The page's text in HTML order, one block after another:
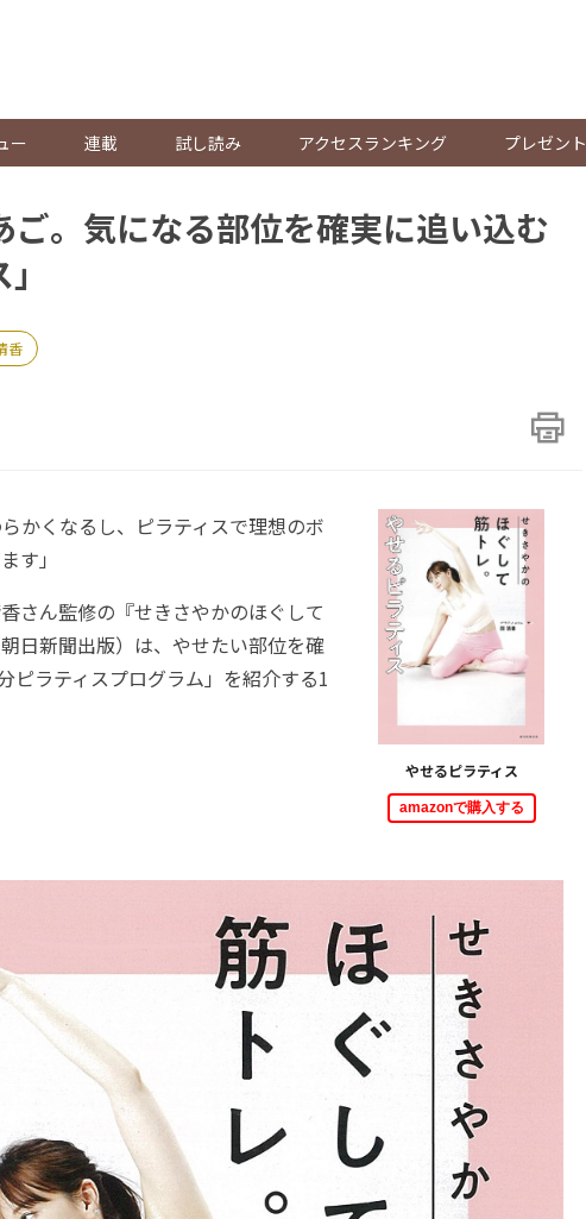
ー 連載 試し読み アクセスランキング プレゼント
ご。気になる部位を確実に追い込む
香
やせるピラティス
amazonで購入する
かくなるし、ピラティスで理想のボ
す」
さん監修の『せきさやかのほぐして
日新聞出版）は、やせたい部位を確
ピラティスプログラム」を紹介する1